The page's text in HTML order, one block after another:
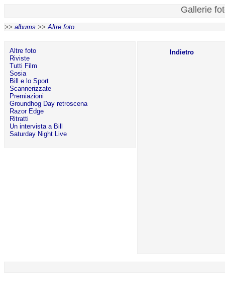
Gallerie
>> albums >>Altre foto
Altre foto
Riviste
Tutti Film
Sosia
Bill e lo Sport
Scannerizzate
Premiazioni
Groundhog Day retroscena
Razor Edge
Ritratti
Un intervista a Bill
Saturday Night Live
Indietro